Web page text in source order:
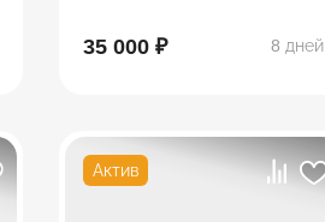
перевал, водопады
35 000 ₽ 8 дней
Актив